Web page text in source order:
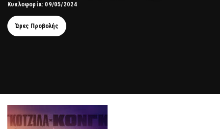
Κυκλοφορία: 09/05/2024
Ώρες Προβολής